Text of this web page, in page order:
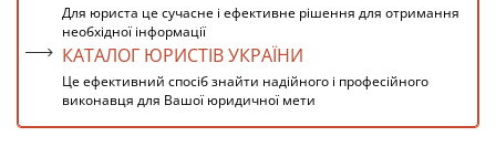
Для юриста це сучасне і ефективне рішення для отримання
необхідної інформації
КАТАЛОГ ЮРИСТІВ УКРАЇНИ
Це ефективний спосіб знайти надійного і професійного
виконавця для Вашої юридичної мети